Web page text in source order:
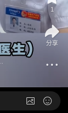
1
分享